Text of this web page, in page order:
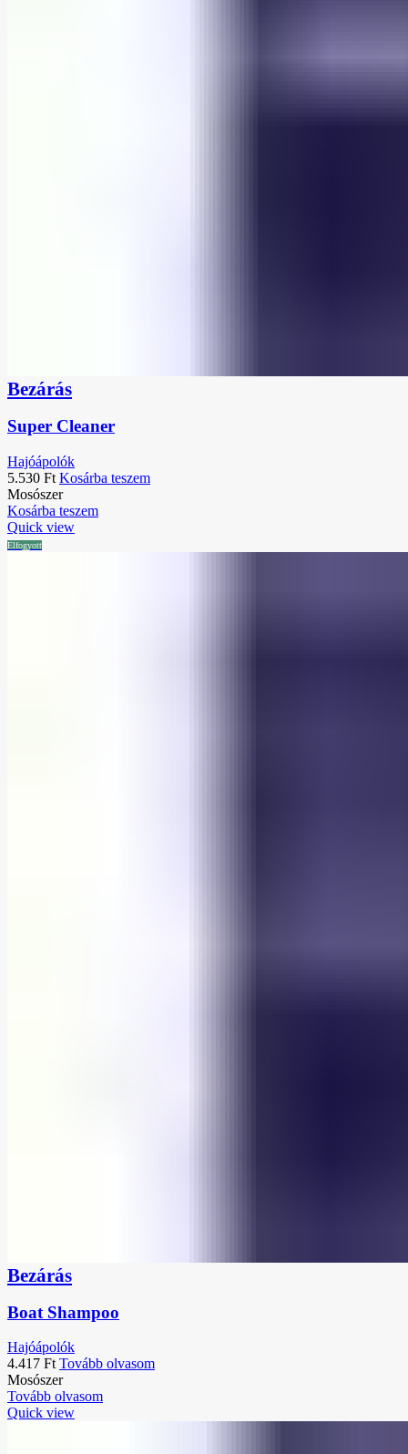
Bezárás
Super Cleaner
Hajóápolók
5.530 Ft Kosárba teszem
Mosószer
Kosárba teszem
Quick view
Elfogyott
Bezárás
Boat Shampoo
Hajóápolók
4.417 Ft Tovább olvasom
Mosószer
Tovább olvasom
Quick view